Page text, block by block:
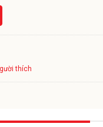
thích